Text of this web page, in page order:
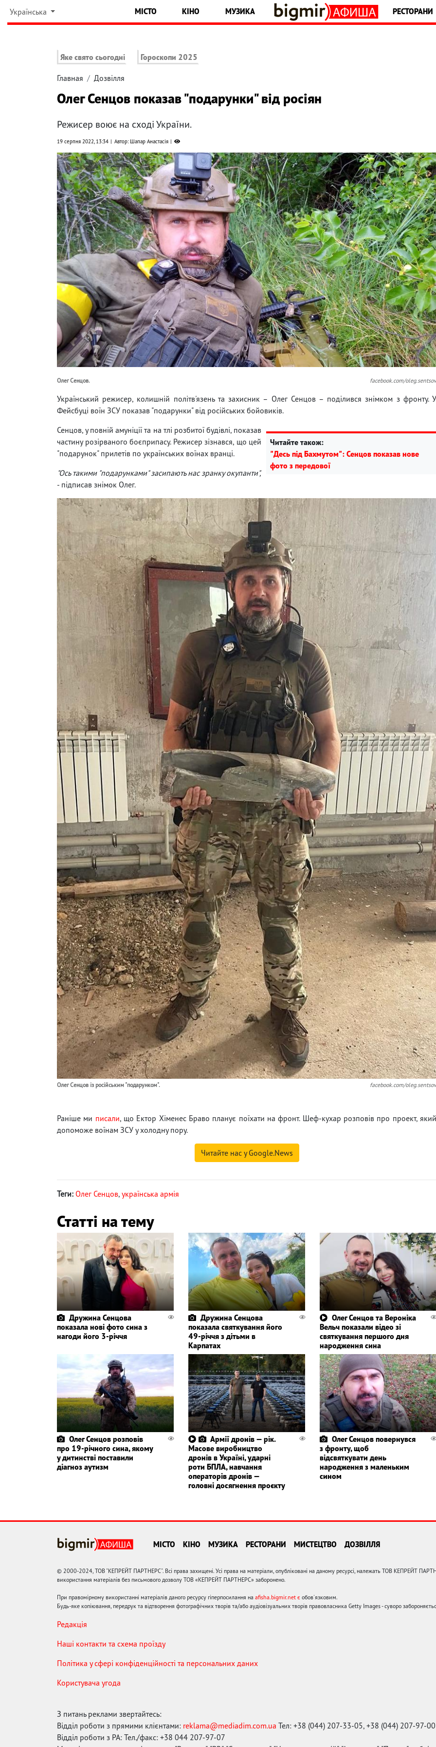
Українська МІСТО КІНО МУЗИКА РЕСТОРАНИ
Яке свято сьогодні Гороскопи 2025
Главная Дозвілля
Олег Сенцов показав "подарунки" від росіян
Режисер воює на сході України.
19 серпня 2022, 13:34 Автор: Шапар Анастасія
Олег Сенцов. facebook.com/oleg.sentsov
Український режисер, колишній політв'язень та захисник – Олег Сенцов – поділився знімком з фронту. У
Фейсбуці воїн ЗСУ показав "подарунки" від російських бойовиків.
Читайте також:
"Десь під Бахмутом": Сенцов показав нове
фото з передової
Сенцов, у повній амуніції та на тлі розбитої будівлі, показав
частину розірваного боєприпасу. Режисер зізнався, що цей
"подарунок" прилетів по українських воїнах вранці.
"Ось такими "подарунками" засипають нас зранку окупанти",
- підписав знімок Олег.
Олег Сенцов із російським "подарунком". facebook.com/oleg.sentsov
Раніше ми писали, що Ектор Хіменес Браво планує поїхати на фронт. Шеф-кухар розповів про проект,
допоможе воїнам ЗСУ у холодну пору.
Читайте нас у Google.News
Теги: Олег Сенцов, українська армія
Статті на тему
Дружина Сенцова
показала нові фото сина з
нагоди його 3-річчя
Дружина Сенцова
показала святкування його
49-річчя з дітьми в
Карпатах
Олег Сенцов та Вероніка
Вельч показали відео зі
святкування першого дня
народження сина
Олег Сенцов розповів
про 19-річного сина, якому
у дитинстві поставили
діагноз аутизм
Армії дронів — рік.
Масове виробництво
дронів в Україні, ударні
роти БПЛА, навчання
операторів дронів —
головні досягнення проєкту
Олег Сенцов повернувся
з фронту, щоб
відсвяткувати день
народження з маленьким
сином
МІСТО КІНО МУЗИКА РЕСТОРАНИ МИСТЕЦТВО ДОЗВІЛЛЯ
© 2000-2024, ТОВ "КЕПРЕЙТ ПАРТНЕРС". Всі права захищені. Усі права на матеріали, опубліковані на даному ресурсі, належать ТОВ КЕПРЕЙТ
використання матеріалів без письмового дозволу ТОВ «КЕПРЕЙТ ПАРТНЕРС» заборонено.
При правомірному використанні матеріалів даного ресурсу гіперпосилання на afisha.bigmir.net є обов'язковим.
Будь-яке копіювання, передрук та відтворення фотографічних творів та/або аудіовізуальних творів правовласника Getty Images - суворо
Редакція
Наші контакти та схема проїзду
Політика у сфері конфіденційності та персональних даних
Користувача угода
З питань реклами звертайтесь:
Відділ роботи з прямими клієнтами: reklama@mediadim.com.ua Тел: +38 (044) 207-33-05, +38 (044) 207-97-00
Відділ роботи з РА: Тел./факс: +38 044 207-97-07